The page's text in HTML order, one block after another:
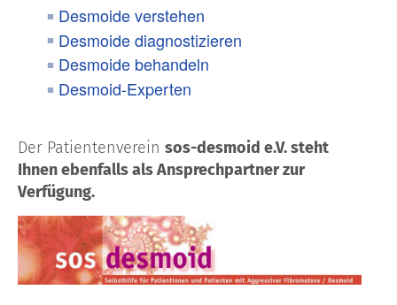
Desmoide verstehen
Desmoide diagnostizieren
Desmoide behandeln
Desmoid-Experten
Der Patientenverein sos-desmoid e.V. steht
Ihnen ebenfalls als Ansprechpartner zur
Verfügung.